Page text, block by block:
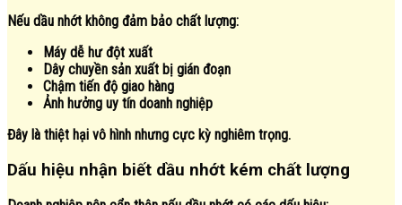
Nếu dầu nhớt không đảm bảo chất lượng:
Máy dễ hư đột xuất
Dây chuyền sản xuất bị gián đoạn
Chậm tiến độ giao hàng
Ảnh hưởng uy tín doanh nghiệp
Đây là thiệt hại vô hình nhưng cực kỳ nghiêm trọng.
Dấu hiệu nhận biết dầu nhớt kém chất lượng